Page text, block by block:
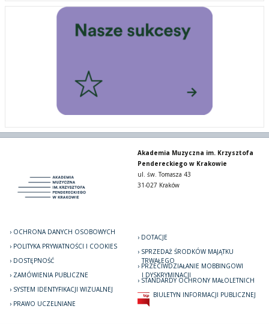
Akademia Muzyczna im. Krzysztofa
Pendereckiego w Krakowie
ul. św. Tomasza 43
31-027 Kraków
OCHRONA DANYCH OSOBOWYCH
POLITYKA PRYWATNOŚCI I COOKIES
DOSTĘPNOŚĆ
ZAMÓWIENIA PUBLICZNE
SYSTEM IDENTYFIKACJI WIZUALNEJ
PRAWO UCZELNIANE
DOTACJE
SPRZEDAŻ ŚRODKÓW MAJĄTKU
TRWAŁEGO
PRZECIWDZIAŁANIE MOBBINGOWI
I DYSKRYMINACJI
STANDARDY OCHRONY MAŁOLETNICH
BIULETYN INFORMACJI PUBLICZNEJ